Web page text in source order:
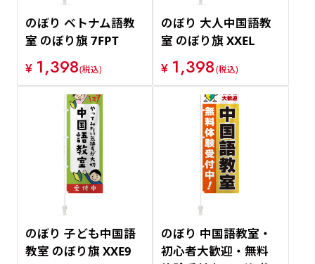
のぼり ベトナム語教
室 のぼり旗 7FPT
¥ 1,398(税込)
のぼり 大人中国語教
室 のぼり旗 XXEL
¥ 1,398(税込)
のぼり 子ども中国語
教室 のぼり旗 XXE9
のぼり 中国語教室・
初心者大歓迎・無料